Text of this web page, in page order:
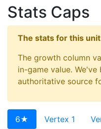
Stats Caps
The stats for this
The growth column
in-game value.
authoritative source
6★ Vertex 1